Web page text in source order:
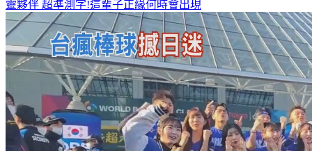
靈夥伴 超準測字!這輩子正緣何時會出現